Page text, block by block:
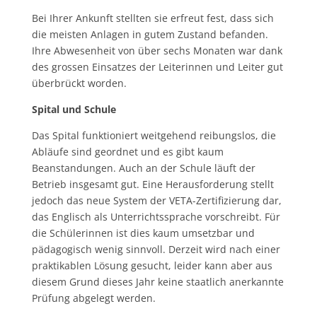
Bei Ihrer Ankunft stellten sie erfreut fest, dass sich
die meisten Anlagen in gutem Zustand befanden.
Ihre Abwesenheit von über sechs Monaten war dank
des grossen Einsatzes der Leiterinnen und Leiter gut
überbrückt worden.
Spital und Schule
Das Spital funktioniert weitgehend reibungslos, die
Abläufe sind geordnet und es gibt kaum
Beanstandungen. Auch an der Schule läuft der
Betrieb insgesamt gut. Eine Herausforderung stellt
jedoch das neue System der VETA-Zertifizierung dar,
das Englisch als Unterrichtssprache vorschreibt. Für
die Schülerinnen ist dies kaum umsetzbar und
pädagogisch wenig sinnvoll. Derzeit wird nach einer
praktikablen Lösung gesucht, leider kann aber aus
diesem Grund dieses Jahr keine staatlich anerkannte
Prüfung abgelegt werden.